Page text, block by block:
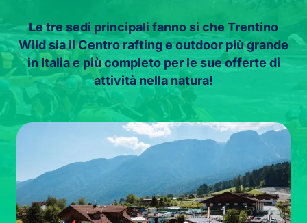
Le tre sedi principali fanno si che Trentino
Wild sia il Centro rafting e outdoor più grande
in Italia e più completo per le sue offerte di
attività nella natura!